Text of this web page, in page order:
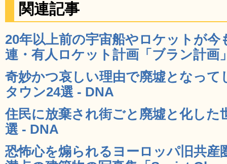
関連記事
20年以上前の宇宙船やロケットが
連・有人ロケット計画「ブラン計画
奇妙かつ哀しい理由で廃墟となって
タウン24選 - DNA
住民に放棄され街ごと廃墟と化した
選 - DNA
恐怖心を煽られるヨーロッパ旧共産